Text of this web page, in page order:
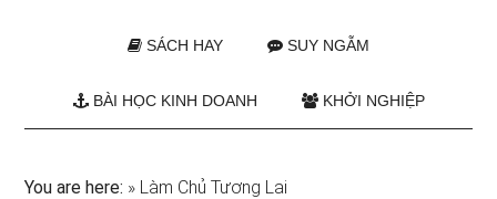
SÁCH HAY SUY NGẪM
BÀI HỌC KINH DOANH KHỞI NGHIỆP
You are here: » Làm Chủ Tương Lai